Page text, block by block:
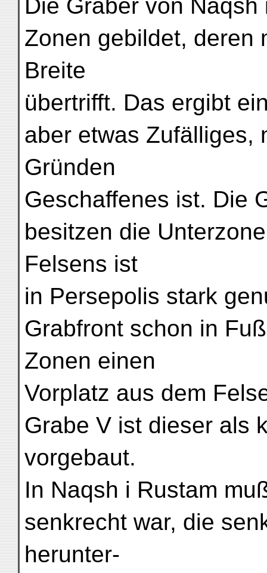
Die Gräber von
Zonen gebildet, deren
Breite
übertrifft. Das ergibt
aber etwas Zufälliges,
Gründen
Geschaffenes ist. Die
besitzen die
Felsens ist
in Persepolis stark
Grabfront schon in
Zonen einen
Vorplatz aus dem
Grabe V ist dieser als
vorgebaut.
In Naqsh i Rustam
senkrecht war, die
herunter-